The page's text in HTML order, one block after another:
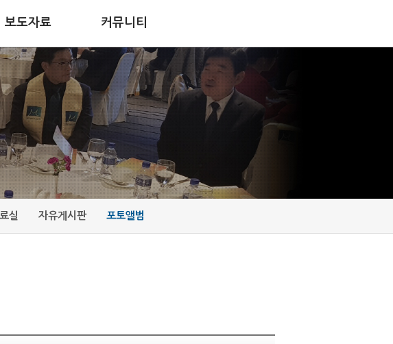
보도자료 커뮤니티
실 자유게시판 포토앨범